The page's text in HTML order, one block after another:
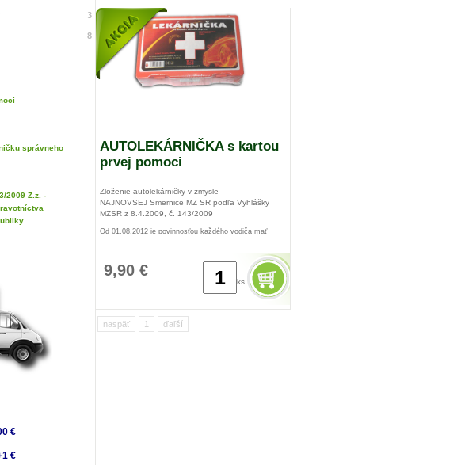
AUTOLEKÁRNIČKA s kartou
prvej pomoci
Zloženie autolekárničky v zmysle
NAJNOVSEJ Smernice MZ SR podľa Vyhlášky
MZSR z 8.4.2009, č. 143/2009
Od 01.08.2012 je povinnosťou každého vodiča mať
9,90 €
ks
naspäť 1 ďaľší
3
8
správneho
2009 Z.z. -
€
€